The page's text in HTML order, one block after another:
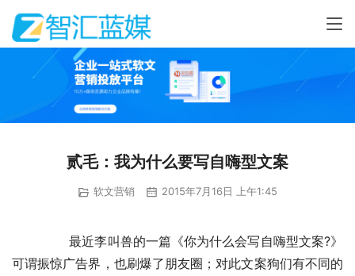
贰毛：我为什么要写自嗨型文案
软文营销 2015年7月16日 上午1:45
可谓振惊广告界，也刷爆了朋友圈；对此文案狗们有不同的